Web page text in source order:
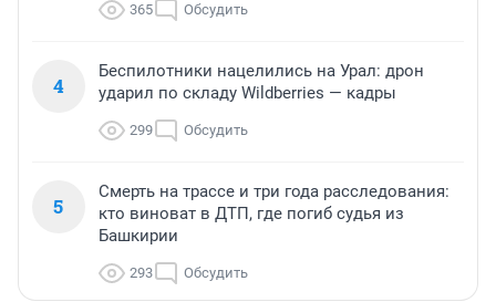
365 Обсудить
4
Беспилотники нацелились на Урал: дрон
ударил по складу Wildberries — кадры
299 Обсудить
5
Смерть на трассе и три года расследования:
кто виноват в ДТП, где погиб судья из
Башкирии
293 Обсудить